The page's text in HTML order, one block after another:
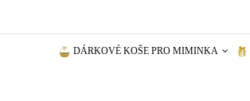
DÁRKOVÉ KOŠE PRO MIMINKA